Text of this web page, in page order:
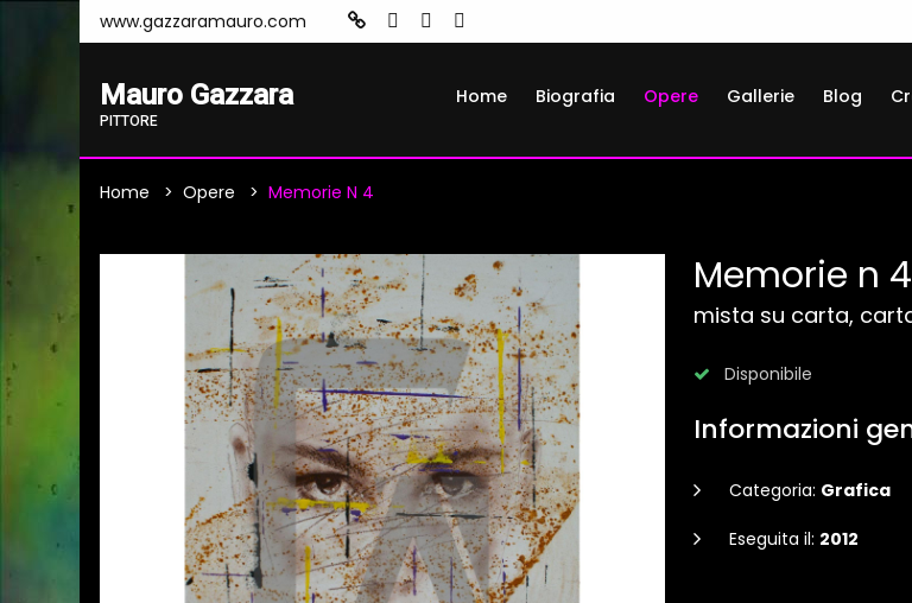
www.gazzaramauro.com
Mauro Gazzara
PITTORE
Home Biografia Opere Gallerie Blog
Home Opere Memorie N 4
Memorie n 4
mista su carta,
Disponibile
Informazioni
Categoria: Grafica
Eseguita il: 2012